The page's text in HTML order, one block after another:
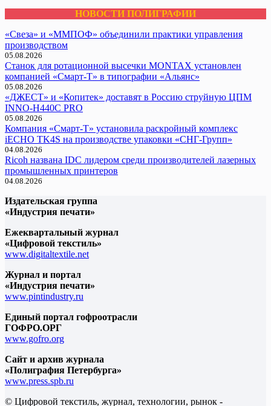
НОВОСТИ ПОЛИГРАФИИ
«Свеза» и «ММПОФ» объединили практики управления
производством
05.08.2026
Cтанок для ротационной высечки MONTAX установлен
компанией «Смарт-Т» в типографии «Альянс»
05.08.2026
«ДЖЕСТ» и «Копитек» доставят в Россию струйную ЦПМ
INNO-H440C PRO
05.08.2026
Компания «Смарт-Т» установила раскройный комплекс
iECHO TK4S на производстве упаковки «СНГ-Групп»
04.08.2026
Ricoh названа IDC лидером среди производителей лазерных
промышленных принтеров
04.08.2026
Издательская группа
«Индустрия печати»
Ежеквартальный журнал
«Цифровой текстиль»
www.digitaltextile.net
Журнал и портал
«Индустрия печати»
www.pintindustry.ru
Единый портал гофроотрасли
ГОФРО.ОРГ
www.gofro.org
Сайт и архив журнала
«Полиграфия Петербурга»
www.press.spb.ru
© Цифровой текстиль, журнал, технологии, рынок -